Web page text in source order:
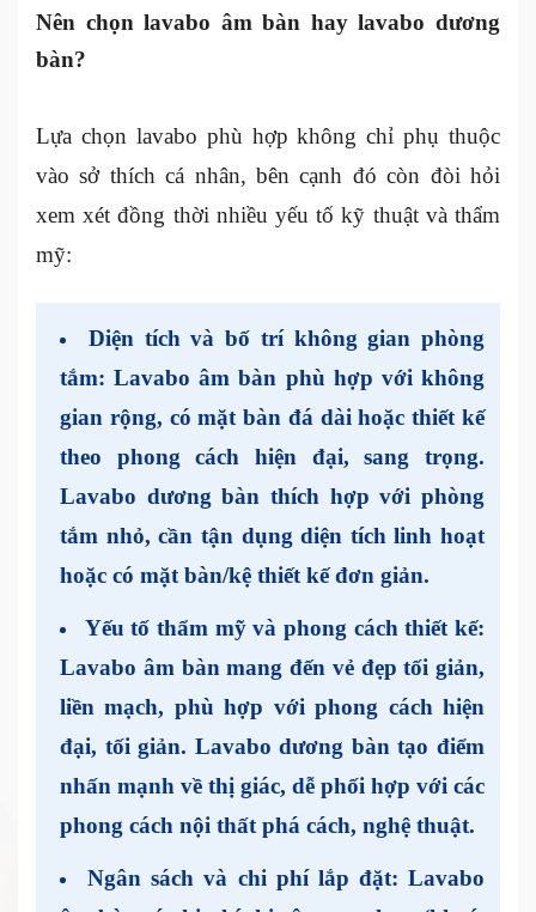
Nên chọn lavabo âm bàn hay lavabo dương
bàn?
Lựa chọn lavabo phù hợp không chỉ phụ thuộc
vào sở thích cá nhân, bên cạnh đó còn đòi hỏi
xem xét đồng thời nhiều yếu tố kỹ thuật và thẩm
mỹ:
Diện tích và bố trí không gian phòng
tắm: Lavabo âm bàn phù hợp với không
gian rộng, có mặt bàn đá dài hoặc thiết kế
theo phong cách hiện đại, sang trọng.
Lavabo dương bàn thích hợp với phòng
tắm nhỏ, cần tận dụng diện tích linh hoạt
hoặc có mặt bàn/kệ thiết kế đơn giản.
Yếu tố thẩm mỹ và phong cách thiết kế:
Lavabo âm bàn mang đến vẻ đẹp tối giản,
liền mạch, phù hợp với phong cách hiện
đại, tối giản. Lavabo dương bàn tạo điểm
nhấn mạnh về thị giác, dễ phối hợp với các
phong cách nội thất phá cách, nghệ thuật.
Ngân sách và chi phí lắp đặt: Lavabo